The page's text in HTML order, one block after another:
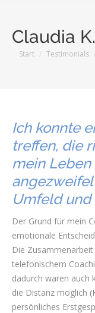
Claudia K.
Sie befinden sich hier:
Start Testimonials
Ich konnte
treffen, die
mein Leben
Umfeld und
Der Grund für mein
emotionale
Die
telefonischem
dadurch waren auch
die Distanz möglich
persönliches